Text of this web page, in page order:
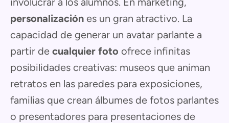
personalización es un gran atractivo. La
capacidad de generar un avatar parlante a
partir de cualquier foto ofrece infinitas
posibilidades creativas: museos que animan
retratos en las paredes para exposiciones,
familias que crean álbumes de fotos parlantes
o presentadores para presentaciones de